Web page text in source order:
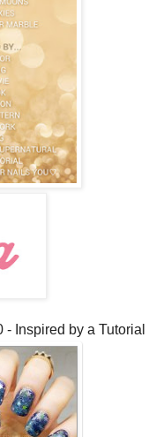
Inspired by a Tutorial